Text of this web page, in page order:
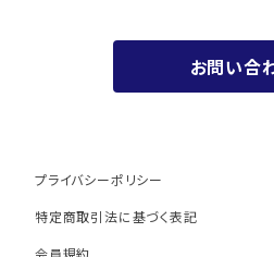
お問い合
プライバシーポリシー
特定商取引法に基づく表記